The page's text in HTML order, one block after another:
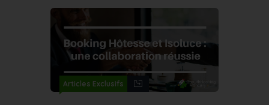
Articles Exclusifs